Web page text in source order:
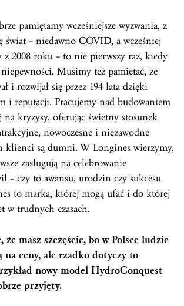
pamiętamy wcześniejsze wyzwania, z
świat – niedawno COVID, a wcześniej
2008 roku – to nie pierwszy raz, kiedy
Musimy też pamiętać, że
i rozwijał się przez 194 lata dzięki
i reputacji. Pracujemy nad budowaniem
kryzysy, oferując świetny stosunek
nowoczesne i niezawodne
klienci są dumni. W Longines wierzymy,
zasługują na celebrowanie
– czy to awansu, urodzin czy sukcesu
to marka, której mogą ufać i do której
w trudnych czasach.
że masz szczęście, bo w Polsce ludzie
na ceny, ale rzadko dotyczy to
nowy model HydroConquest
przyjęty.